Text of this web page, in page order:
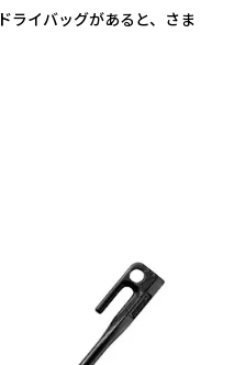
ライバッグがあると、さま